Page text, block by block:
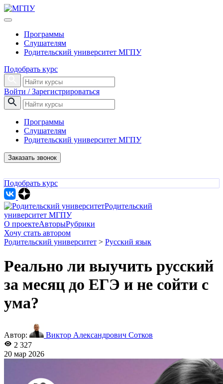
Программы
Слушателям
Родительский университет МГПУ
Подобрать курс
Войти / Зарегистрироваться
Программы
Слушателям
Родительский университет МГПУ
Заказать звонок
Подобрать курс
Родительский
университет МГПУ
О проектеАвторыРубрики
Хочу стать автором
Родительский университет > Русский язык
Реально ли выучить русский
за месяц до ЕГЭ и не сойти с
ума?
Автор:
Виктор Александрович Сотков
2 327
20 мар 2026